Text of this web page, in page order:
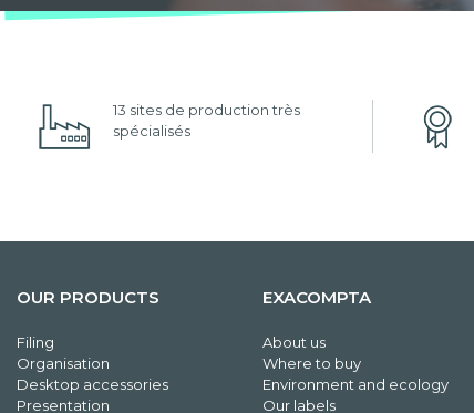
13 sites de production très
spécialisés
OUR PRODUCTS
Filing
Organisation
Desktop accessories
Presentation
EXACOMPTA
About us
Where to buy
Environment and ecology
Our labels